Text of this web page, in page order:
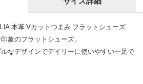
本革 Vカットつまみ フラットシューズ
象のフラットシューズ。
なデザインでデイリーに使いやすい一足で